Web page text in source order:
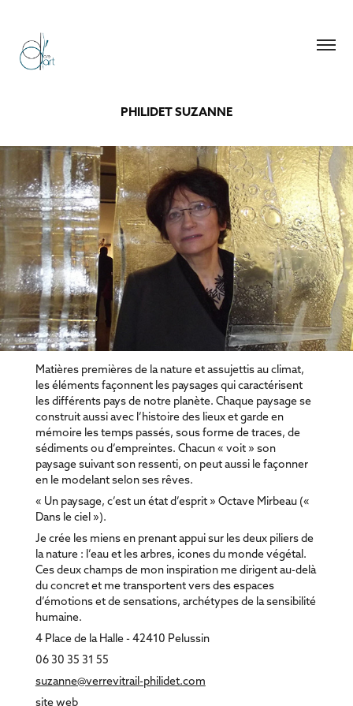
PHILIDET SUZANNE
Matières premières de la nature et assujettis au climat,
les éléments façonnent les paysages qui caractérisent
les différents pays de notre planète. Chaque paysage se
construit aussi avec l’histoire des lieux et garde en
mémoire les temps passés, sous forme de traces, de
sédiments ou d’empreintes. Chacun « voit » son
paysage suivant son ressenti, on peut aussi le façonner
en le modelant selon ses rêves.
« Un paysage, c’est un état d’esprit » Octave Mirbeau («
Dans le ciel »).
Je crée les miens en prenant appui sur les deux piliers de
la nature : l’eau et les arbres, icones du monde végétal.
Ces deux champs de mon inspiration me dirigent au-delà
du concret et me transportent vers des espaces
d’émotions et de sensations, archétypes de la sensibilité
humaine.
4 Place de la Halle - 42410 Pelussin
06 30 35 31 55
suzanne@verrevitrail-philidet.com
site web